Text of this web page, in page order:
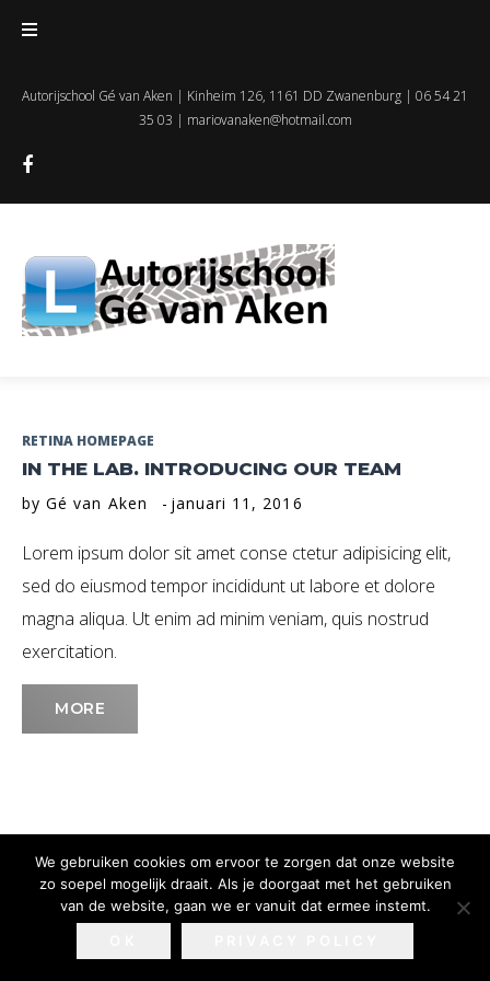
Autorijschool Gé van Aken | Kinheim 126, 1161 DD Zwanenburg | 06 54 21
35 03 | mariovanaken@hotmail.com
Dag:
11
Januari
2016
RETINA HOMEPAGE
IN THE LAB. INTRODUCING OUR TEAM
byGé van Aken januari 11, 2016
Lorem ipsum dolor sit amet conse ctetur adipisicing elit,
sed do eiusmod tempor incididunt ut labore et dolore
magna aliqua. Ut enim ad minim veniam, quis nostrud
exercitation.
MORE
Privacy Policy & Disclaimer
We gebruiken cookies om ervoor te zorgen dat onze website
zo soepel mogelijk draait. Als je doorgaat met het gebruiken
van de website, gaan we er vanuit dat ermee instemt.